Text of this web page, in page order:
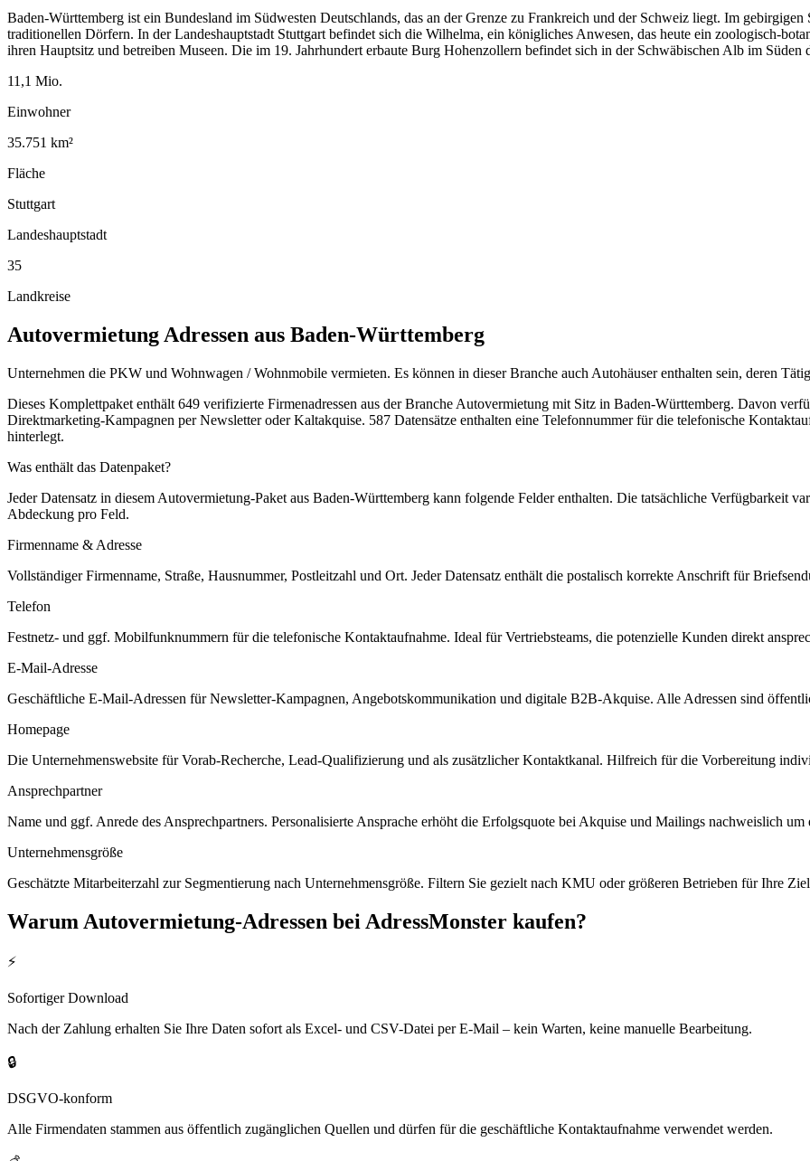
Baden-Württemberg ist ein Bundesland im Südwesten Deutschlands, das an der Grenze zu Frankreich und der Schweiz liegt. Im
traditionellen Dörfern. In der Landeshauptstadt Stuttgart befindet sich die Wilhelma, ein königliches Anwesen, das heute ein zoologisch-
ihren Hauptsitz und betreiben Museen. Die im 19. Jahrhundert erbaute Burg Hohenzollern befindet sich in der Schwäbischen Alb im Süden
11,1 Mio.
Einwohner
35.751 km²
Fläche
Stuttgart
Landeshauptstadt
35
Landkreise
Autovermietung Adressen aus Baden-Württemberg
Unternehmen die PKW und Wohnwagen / Wohnmobile vermieten. Es können in dieser Branche auch Autohäuser enthalten sein, deren
Dieses Komplettpaket enthält 649 verifizierte Firmenadressen aus der Branche Autovermietung mit Sitz in Baden-Württemberg. Davon
Direktmarketing-Kampagnen per Newsletter oder Kaltakquise. 587 Datensätze enthalten eine Telefonnummer für die telefonische
hinterlegt.
Was enthält das Datenpaket?
Jeder Datensatz in diesem Autovermietung-Paket aus Baden-Württemberg kann folgende Felder enthalten. Die tatsächliche Verfügbarkeit
Abdeckung pro Feld.
Firmenname & Adresse
Vollständiger Firmenname, Straße, Hausnummer, Postleitzahl und Ort. Jeder Datensatz enthält die postalisch korrekte Anschrift für
Telefon
Festnetz- und ggf. Mobilfunknummern für die telefonische Kontaktaufnahme. Ideal für Vertriebsteams, die potenzielle Kunden direkt
E-Mail-Adresse
Geschäftliche E-Mail-Adressen für Newsletter-Kampagnen, Angebotskommunikation und digitale B2B-Akquise. Alle Adressen sind
Homepage
Die Unternehmenswebsite für Vorab-Recherche, Lead-Qualifizierung und als zusätzlicher Kontaktkanal. Hilfreich für die Vorbereitung
Ansprechpartner
Name und ggf. Anrede des Ansprechpartners. Personalisierte Ansprache erhöht die Erfolgsquote bei Akquise und Mailings nachweislich um
Unternehmensgröße
Geschätzte Mitarbeiterzahl zur Segmentierung nach Unternehmensgröße. Filtern Sie gezielt nach KMU oder größeren Betrieben für Ihre
Warum Autovermietung-Adressen bei AdressMonster kaufen?
⚡
Sofortiger Download
Nach der Zahlung erhalten Sie Ihre Daten sofort als Excel- und CSV-Datei per E-Mail – kein Warten, keine manuelle Bearbeitung.
🔒
DSGVO-konform
Alle Firmendaten stammen aus öffentlich zugänglichen Quellen und dürfen für die geschäftliche Kontaktaufnahme verwendet werden.